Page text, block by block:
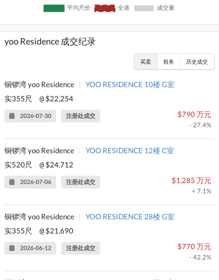
yoo Residence 成交纪录
买卖 租务 历史成交
铜锣湾 yoo Residence |
YOO RESIDENCE 10楼 G室
实355尺
@ $22,254
2026-07-30 注册处成交 $790 万元
- 27.4%
铜锣湾 yoo Residence |
YOO RESIDENCE 12楼 C室
实520尺
@ $24,712
2026-07-06 注册处成交 $1,285 万元
+ 7.1%
铜锣湾 yoo Residence |
YOO RESIDENCE 28楼 G室
实355尺
@ $21,690
2026-06-12 注册处成交 $770 万元
- 42.2%